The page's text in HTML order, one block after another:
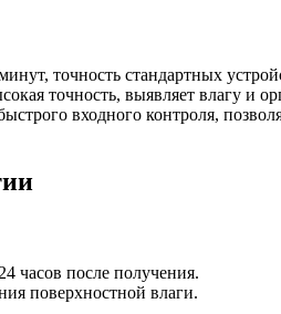
точность стандартных
точность, выявляет влагу и
входного контроля,
часов после получения.
поверхностной влаги.